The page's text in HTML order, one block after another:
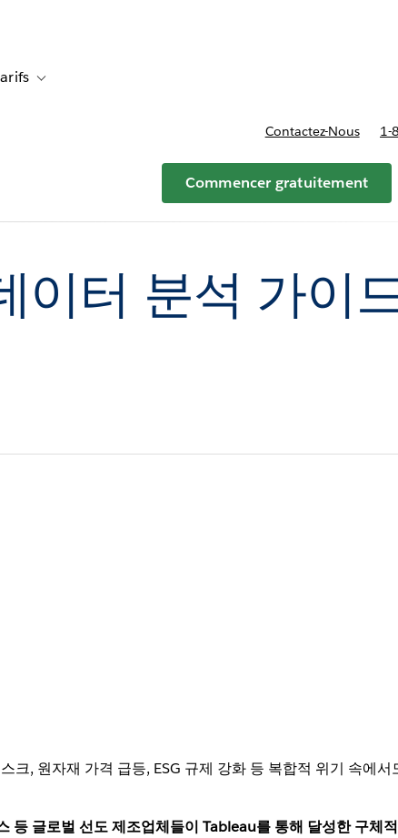
for Ressources
Toggle sub-navigation for Forfaits et tarifs
Contactez-Nous 1-
Commencer gratuitement
이터 분석 가이
, 원자재 가격 급등, ESG 규제 강화 등 복합적 위기 속에서
등 글로벌 선도 제조업체들이 Tableau를 통해 달성한 구체